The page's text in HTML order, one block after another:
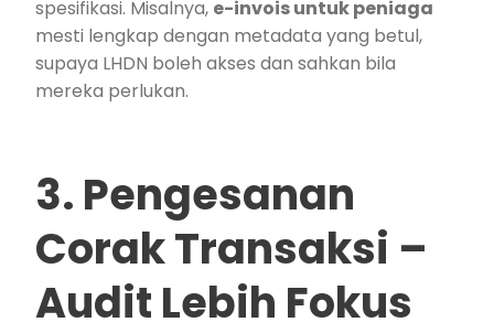
spesifikasi. Misalnya, e-invois untuk peniaga
mesti lengkap dengan metadata yang betul,
supaya LHDN boleh akses dan sahkan bila
mereka perlukan.
3. Pengesanan
Corak Transaksi –
Audit Lebih Fokus